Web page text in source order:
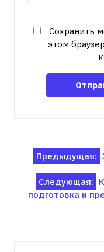
Сохранить
этом
Навигация
записям
Предыдущая:
Следующая:
подготовка и